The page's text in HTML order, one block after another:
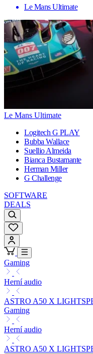
Le Mans Ultimate
Le Mans Ultimate
Logitech G PLAY
Bubba Wallace
Suellio Almeida
Bianca Bustamante
Herman Miller
G Challenge
SOFTWARE
DEALS
Gaming
Herní audio
ASTRO A50 X
Gaming
Herní audio
ASTRO A50 X